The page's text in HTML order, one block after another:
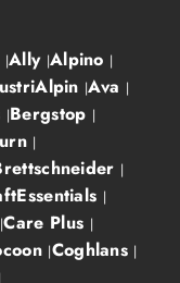
Ally Alpino
Ava
Bergstop
Care Plus
Coghlans